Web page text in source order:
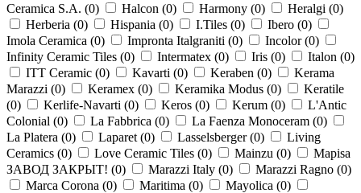
Ceramica S.A. (0) Halcon (0) Harmony (0) Heralgi (0)
Herberia (0) Hispania (0) I.Tiles (0) Ibero (0)
Imola Ceramica (0) Impronta Italgraniti (0) Incolor (0)
Infinity Ceramic Tiles (0) Intermatex (0) Iris (0) Italon (0)
ITT Ceramic (0) Kavarti (0) Keraben (0)
Kerama
Marazzi (0) Keramex (0) Keramika Modus (0)
Keratile
(0) Kerlife-Navarti (0) Keros (0) Kerum (0)
L'Antic
Colonial (0) La Fabbrica (0) La Faenza Monoceram (0)
La Platera (0) Laparet (0) Lasselsberger (0)
Living
Ceramics (0) Love Ceramic Tiles (0) Mainzu (0)
Mapisa
ЗАВОД ЗАКРЫТ! (0) Marazzi Italy (0) Marazzi Ragno (0)
Marca Corona (0) Maritima (0) Mayolica (0)